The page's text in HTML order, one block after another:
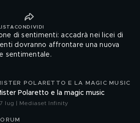
CONDIVIDI
di sentimenti: accadrà nei licei di
dovranno affrontare una nuova
sentimentale.
POLARETTO E LA MAGIC MUSIC
Polaretto e la magic music
lug | Mediaset Infinity